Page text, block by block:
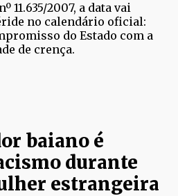
11.635/2007, a data vai
no calendário oficial:
do Estado com a
de crença.
baiano é
durante
estrangeira